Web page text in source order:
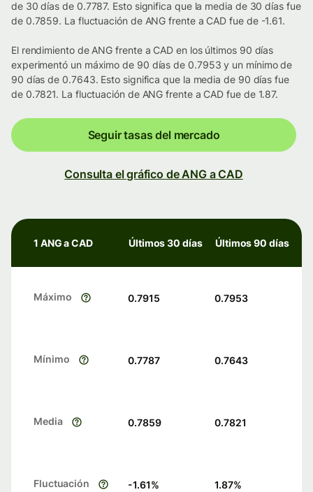
de 30 días de 0.7787. Esto significa que la media de 30 días fue
de 0.7859. La fluctuación de ANG frente a CAD fue de -1.61.
El rendimiento de ANG frente a CAD en los últimos 90 días
experimentó un máximo de 90 días de 0.7953 y un mínimo de
90 días de 0.7643. Esto significa que la media de 90 días fue
de 0.7821. La fluctuación de ANG frente a CAD fue de 1.87.
Seguir tasas del mercado
Consulta el gráfico de ANG a CAD
1 ANG a CAD Últimos 30 días Últimos 90 días
Máximo 0.7915 0.7953
Mínimo 0.7787 0.7643
Media 0.7859 0.7821
Fluctuación -1.61% 1.87%